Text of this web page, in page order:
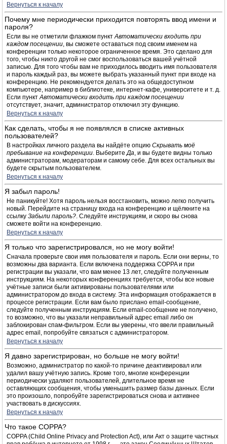
Вернуться к началу
Почему мне периодически приходится повторять ввод имени и
пароля?
Если вы не отметили флажком пунктАвтоматически входить при
каждом посещении, вы сможете оставаться под своим именем на
конференции только некоторое ограниченное время. Это сделано для
того, чтобы никто другой не смог воспользоваться вашей учётной
записью. Для того чтобы вам не приходилось вводить имя пользователя
и пароль каждый раз, вы можете выбрать указанный пункт при входе на
конференцию. Не рекомендуется делать это на общедоступном
компьютере, например в библиотеке, интернет-кафе, университете и т. д.
Если пунктАвтоматически входить при каждом посещении
отсутствует, значит, администратор отключил эту функцию.
Вернуться к началу
Как сделать, чтобы я не появлялся в списке активных
пользователей?
В настройках личного раздела вы найдёте опцию Скрывать моё
пребывание на конференции. ВыберитеДа, и вы будете видны только
администраторам, модераторам и самому себе. Для всех остальных вы
будете скрытым пользователем.
Вернуться к началу
Я забыл пароль!
Не паникуйте! Хотя пароль нельзя восстановить, можно легко получить
новый. Перейдите на страницу входа на конференцию и щёлкните на
ссылку Забыли пароль?. Следуйте инструкциям, и скоро вы снова
сможете войти на конференцию.
Вернуться к началу
Я только что зарегистрировался, но не могу войти!
Сначала проверьте свои имя пользователя и пароль. Если они верны, то
возможны два варианта. Если включена поддержка COPPA и при
регистрации вы указали, что вам менее 13 лет, следуйте полученным
инструкциям. На некоторых конференциях требуется, чтобы все новые
учётные записи были активированы пользователями или
администратором до входа в систему. Эта информация отображается в
процессе регистрации. Если вам было прислано email-сообщение,
следуйте полученным инструкциям. Если email-сообщение не получено,
то возможно, что вы указали неправильный адрес email либо он
заблокирован спам-фильтром. Если вы уверены, что ввели правильный
адрес email, попробуйте связаться с администратором.
Вернуться к началу
Я давно зарегистрирован, но больше не могу войти!
Возможно, администратор по какой-то причине деактивировал или
удалил вашу учётную запись. Кроме того, многие конференции
периодически удаляют пользователей, длительное время не
оставляющих сообщения, чтобы уменьшить размер базы данных. Если
это произошло, попробуйте зарегистрироваться снова и активнее
участвовать в дискуссиях.
Вернуться к началу
Что такое COPPA?
COPPA (Child Online Privacy and Protection Act), или Акт о защите частных